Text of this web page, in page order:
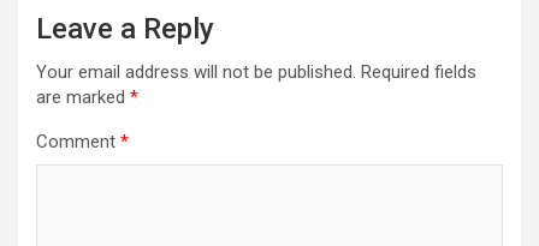
Leave a Reply
Your email address will not be published. Required fields
are marked *
Comment *